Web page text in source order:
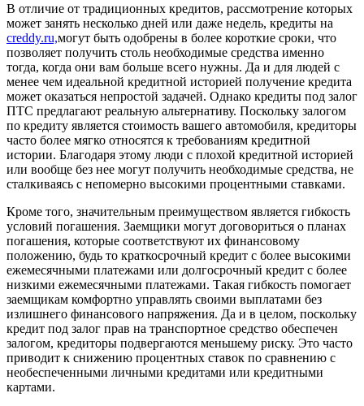
В отличие от традиционных кредитов, рассмотрение которых
может занять несколько дней или даже недель, кредиты на
creddy.ru,могут быть одобрены в более короткие сроки, что
позволяет получить столь необходимые средства именно
тогда, когда они вам больше всего нужны. Да и для людей с
менее чем идеальной кредитной историей получение кредита
может оказаться непростой задачей. Однако кредиты под залог
ПТС предлагают реальную альтернативу. Поскольку залогом
по кредиту является стоимость вашего автомобиля, кредиторы
часто более мягко относятся к требованиям кредитной
истории. Благодаря этому люди с плохой кредитной историей
или вообще без нее могут получить необходимые средства, не
сталкиваясь с непомерно высокими процентными ставками.
Кроме того, значительным преимуществом является гибкость
условий погашения. Заемщики могут договориться о планах
погашения, которые соответствуют их финансовому
положению, будь то краткосрочный кредит с более высокими
ежемесячными платежами или долгосрочный кредит с более
низкими ежемесячными платежами. Такая гибкость помогает
заемщикам комфортно управлять своими выплатами без
излишнего финансового напряжения. Да и в целом, поскольку
кредит под залог прав на транспортное средство обеспечен
залогом, кредиторы подвергаются меньшему риску. Это часто
приводит к снижению процентных ставок по сравнению с
необеспеченными личными кредитами или кредитными
картами.